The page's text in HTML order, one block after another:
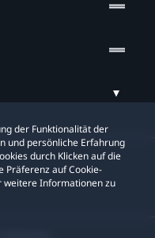
der Funktionalität der
und persönliche Erfahrung
durch Klicken auf die
Präferenz auf Cookie-
weitere Informationen zu